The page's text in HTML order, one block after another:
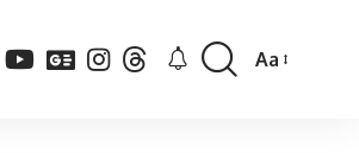
Font
Aa